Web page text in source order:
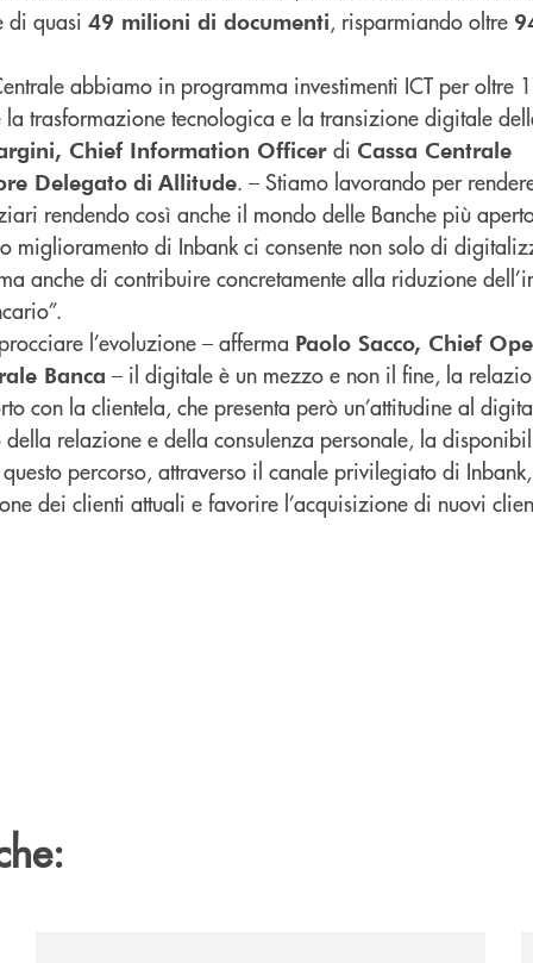
di quasi 49 milioni di documenti, risparmiando oltre
abbiamo in programma investimenti ICT per oltre
trasformazione tecnologica e la transizione digitale
Chief Information Officer di Cassa Centrale
Delegato di Allitude. – Stiamo lavorando per
rendendo così anche il mondo delle Banche più
miglioramento di Inbank ci consente non solo di
anche di contribuire concretamente alla riduzione
l’evoluzione – afferma Paolo Sacco, Chief
Banca – il digitale è un mezzo e non il fine, la
con la clientela, che presenta però un’attitudine al
relazione e della consulenza personale, la
questo percorso, attraverso il canale privilegiato di
dei clienti attuali e favorire l’acquisizione di nuovi